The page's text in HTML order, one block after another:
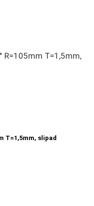
T=1,5mm, slipad